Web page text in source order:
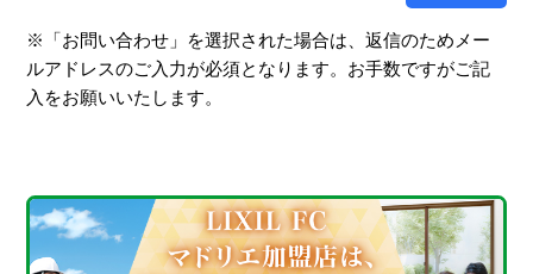
※「お問い合わせ」を選択された場合は、返信のためメー
ルアドレスのご入力が必須となります。お手数ですがご記
入をお願いいたします。